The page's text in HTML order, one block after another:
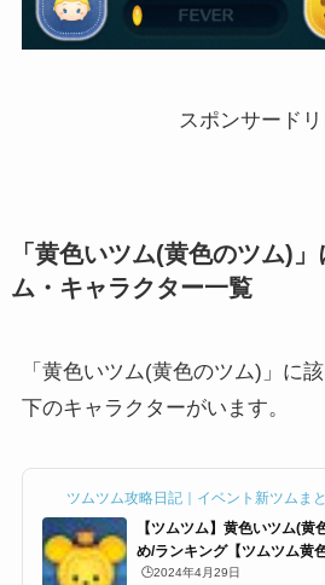
スポンサードリ
「黄色いツム(黄色のツム)
ム・キャラクター一覧
「黄色いツム(黄色のツム)」に
下のキャラクターがいます。
ツムツム攻略日記｜イベント新ツムま
【ツムツム】黄色いツム(黄
め/ランキング【ツムツム黄色
🕒️2024年4月29日